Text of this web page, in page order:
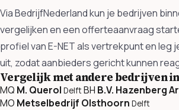
Via BedrijfNederland kun je bedrijven
vergelijken en een offerteaanvraag
profiel van E-NET als vertrekpunt en leg
uit, zodat aanbieders gericht kunnen
Vergelijk met andere bedrijven
MQ M. Querol DelftBH B.V. Hazenberg
MO Metselbedrijf Olsthoorn Delft